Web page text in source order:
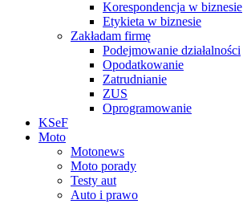
Korespondencja w biznesie
Etykieta w biznesie
Zakładam firmę
Podejmowanie działalności
Opodatkowanie
Zatrudnianie
ZUS
Oprogramowanie
KSeF
Moto
Motonews
Moto porady
Testy aut
Auto i prawo